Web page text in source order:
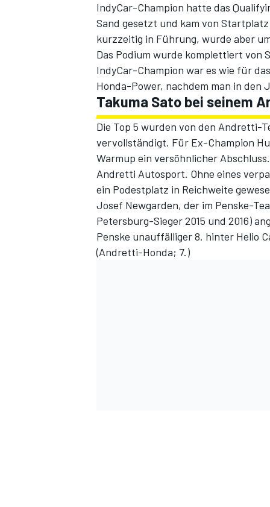
IndyCar-Champion hatte das
Sand gesetzt und kam von
kurzzeitig in Führung, wurde aber
Das Podium wurde komplettiert von
IndyCar-Champion war es wie für
Honda-Power, nachdem man in den
Takuma Sato bei seinem
Die Top 5 wurden von den Andretti-
vervollständigt. Für Ex-Champion
Warmup ein versöhnlicher
Andretti Autosport. Ohne eines
ein Podestplatz in Reichweite
Josef Newgarden, der im Penske-
Petersburg-Sieger 2015 und 2016)
Penske unauffälliger 8. hinter Helio
(Andretti-Honda; 7.)